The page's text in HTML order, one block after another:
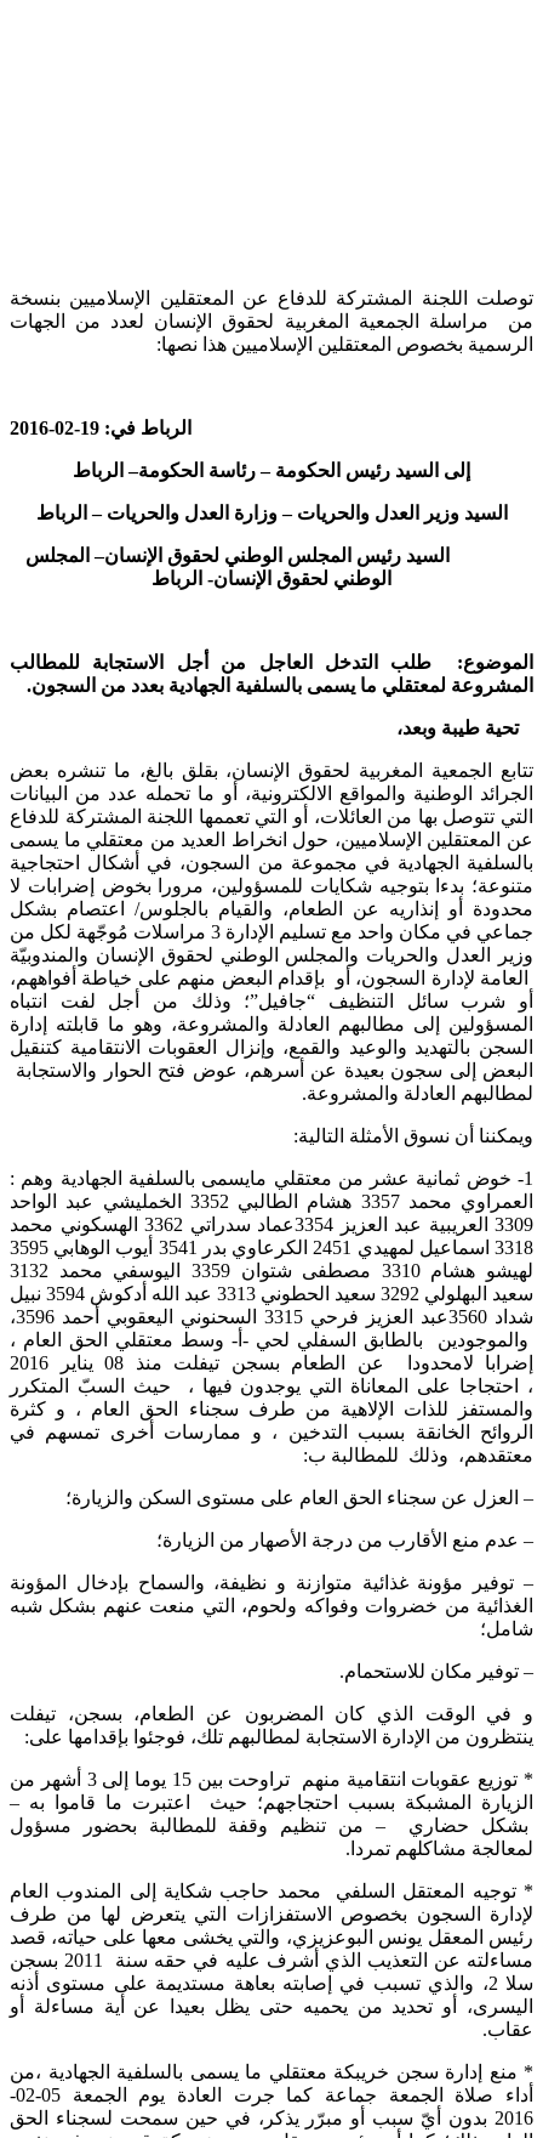
توصلت اللجنة المشتركة للدفاع عن المعتقلين الإسلاميين بنسخة
من مراسلة الجمعية المغربية لحقوق الإنسان لعدد من الجهات
الرسمية بخصوص المعتقلين الإسلاميين هذا نصها:
الرباط في: 19-02-2016
إلى السيد رئيس الحكومة – رئاسة الحكومة– الرباط
السيد وزير العدل والحريات – وزارة العدل والحريات – الرباط
السيد رئيس المجلس الوطني لحقوق الإنسان– المجلس
الوطني لحقوق الإنسان- الرباط
الموضوع: طلب التدخل العاجل
من أجل الاستجابة للمطالب
المشروعة لمعتقلي ما يسمى بالسلفية الجهادية بعدد من السجون.
تحية طيبة وبعد،
تتابع الجمعية المغربية لحقوق الإنسان، بقلق بالغ، ما تنشره بعض
الجرائد الوطنية والمواقع الالكترونية، أو ما تحمله عدد من البيانات
التي تتوصل بها من العائلات، أو التي تعممها اللجنة المشتركة للدفاع
عن المعتقلين الإسلاميين، حول انخراط العديد من معتقلي ما يسمى
بالسلفية الجهادية في مجموعة من السجون، في أشكال احتجاجية
متنوعة؛ بدءا بتوجيه شكايات للمسؤولين، مرورا بخوض إضرابات لا
محدودة أو إنذاريه عن الطعام، والقيام بالجلوس/ اعتصام بشكل
جماعي في مكان واحد مع تسليم الإدارة 3 مراسلات مُوجّهة لكل من
وزير العدل والحريات والمجلس الوطني لحقوق الإنسان والمندوبيّة
العامة لإدارة السجون، أو بإقدام البعض منهم على خياطة أفواههم،
أو شرب سائل التنظيف “جافيل”‎؛ وذلك من أجل لفت انتباه
المسؤولين إلى مطالبهم العادلة والمشروعة، وهو ما قابلته إدارة
السجن بالتهديد والوعيد والقمع، وإنزال العقوبات الانتقامية كتنقيل
البعض إلى سجون بعيدة عن أسرهم، عوض فتح الحوار والاستجابة
لمطالبهم العادلة والمشروعة.
ويمكننا أن نسوق الأمثلة التالية:
1- خوض ثمانية عشر من معتقلي مايسمى بالسلفية الجهادية وهم :
العمراوي محمد 3357 هشام الطالبي 3352 الخمليشي عبد الواحد
3309 العريبية عبد العزيز 3354عماد سدراتي 3362 الهسكوني محمد
3318 اسماعيل لمهيدي 2451 الكرعاوي بدر 3541 أيوب الوهابي 3595
لهيشو هشام 3310 مصطفى شتوان 3359 اليوسفي محمد 3132
سعيد البهلولي 3292 سعيد الحطوني 3313 عبد الله أدكوش 3594 نبيل
شداد 3560عبد العزيز فرحي 3315 السحنوني اليعقوبي أحمد 3596،
والموجودين بالطابق السفلي لحي -أ- وسط معتقلي الحق العام ،
إضرابا لامحدودا عن الطعام بسجن تيفلت منذ 08 يناير 2016
، احتجاجا على المعاناة التي يوجدون فيها ، حيث السبّ المتكرر
والمستفز للذات الإلاهية من طرف سجناء الحق العام ، و كثرة
الروائح الخانقة بسبب التدخين ، و ممارسات أخرى تمسهم في
معتقدهم، وذلك للمطالبة ب:
– العزل عن سجناء الحق العام على مستوى السكن والزيارة؛
– عدم منع الأقارب من درجة الأصهار من الزيارة؛
– توفير مؤونة غذائية متوازنة و نظيفة، والسماح بإدخال المؤونة
الغذائية من خضروات وفواكه ولحوم، التي منعت عنهم بشكل شبه
شامل؛
– توفير مكان للاستحمام.
و في الوقت الذي كان المضربون عن الطعام، بسجن، تيفلت
ينتظرون من الإدارة الاستجابة لمطالبهم تلك، فوجئوا بإقدامها على:
* توزيع عقوبات انتقامية منهم تراوحت بين 15 يوما إلى 3 أشهر من
الزيارة المشبكة بسبب احتجاجهم؛ حيث اعتبرت ما قاموا به –
بشكل حضاري – من تنظيم وقفة للمطالبة بحضور مسؤول
لمعالجة مشاكلهم تمردا.
* توجيه المعتقل السلفي محمد حاجب شكاية إلى المندوب العام
لإدارة السجون بخصوص الاستفزازات التي يتعرض لها من طرف
رئيس المعقل يونس البوعزيزي، والتي يخشى معها على حياته، قصد
مساءلته عن التعذيب الذي أشرف عليه في حقه سنة 2011 بسجن
سلا 2، والذي تسبب في إصابته بعاهة مستديمة على مستوى أذنه
اليسرى، أو تحديد من يحميه حتى يظل بعيدا عن أية مساءلة أو
عقاب.
* منع إدارة سجن خريبكة معتقلي ما يسمى بالسلفية الجهادية ،من
أداء صلاة الجمعة جماعة كما جرت العادة يوم الجمعة 05-02-
2016 بدون أيّ سبب أو مبرّر يذكر، في حين سمحت لسجناء الحق